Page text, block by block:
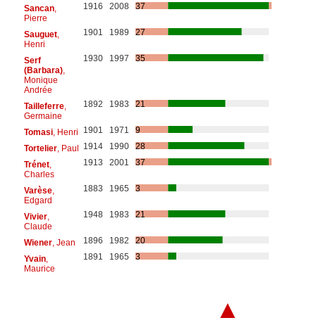
Sancan,
Pierre
1916 2008 37
Sauguet,
Henri
1901 1989 27
Serf
(Barbara),
Monique
Andrée
1930 1997 35
Tailleferre,
Germaine
1892 1983 21
Tomasi, Henri 1901 1971
9
Tortelier, Paul 1914 1990
28
Trénet,
Charles
1913 2001 37
Varèse,
Edgard
1883 1965 3
Vivier,
Claude
1948 1983 21
Wiener, Jean 1896 1982
20
Yvain,
Maurice
1891 1965 3
▲